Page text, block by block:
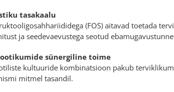
tasakaalu
(FOS) aitavad toetada
ja seedevaevustega seotud
sünergiline toime
kultuuride kombinatsioon pakub
mitmel tasandil.